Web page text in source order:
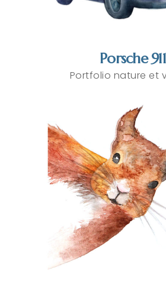
Porsche 911
Portfolio nature et